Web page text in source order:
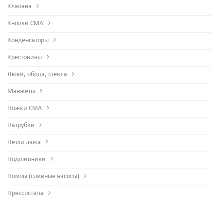
Клапана
Кнопки СМА
Конденсаторы
Крестовины
Люки, обода, стекла
Манжеты
Ножки СМА
Патрубки
Петли люка
Подшипники
Помпы (сливные насосы)
Прессостаты